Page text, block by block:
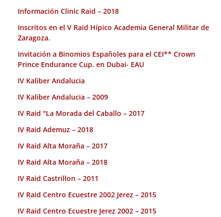
Información Clinic Raid – 2018
Inscritos en el V Raid Hípico Academia General Militar de
Zaragoza.
Invitación a Binomios Españoles para el CEI** Crown
Prince Endurance Cup. en Dubai- EAU
IV Kaliber Andalucia
IV Kaliber Andalucia – 2009
IV Raid "La Morada del Caballo – 2017
IV Raid Ademuz – 2018
IV Raid Alta Moraña – 2017
IV Raid Alta Moraña – 2018
IV Raid Castrillon – 2011
IV Raid Centro Ecuestre 2002 Jerez – 2015
IV Raid Centro Ecuestre Jerez 2002 – 2015